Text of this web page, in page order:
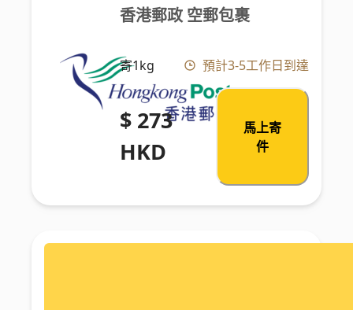
香港郵政 空郵包裹
寄1kg 預計3-5工作日到達
$ 273
HKD
馬上寄
件